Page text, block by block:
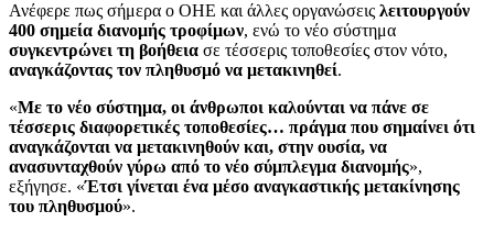
Ανέφερε πως σήμερα ο ΟΗΕ και άλλες οργανώσεις λειτουργούν
400 σημεία διανομής τροφίμων, ενώ το νέο σύστημα
συγκεντρώνει τη βοήθεια σε τέσσερις τοποθεσίες στον νότο,
αναγκάζοντας τον πληθυσμό να μετακινηθεί.
«Με το νέο σύστημα, οι άνθρωποι καλούνται να πάνε σε
τέσσερις διαφορετικές τοποθεσίες… πράγμα που σημαίνει ότι
αναγκάζονται να μετακινηθούν και, στην ουσία, να
ανασυνταχθούν γύρω από το νέο σύμπλεγμα διανομής»,
εξήγησε. «Έτσι γίνεται ένα μέσο αναγκαστικής μετακίνησης
του πληθυσμού».